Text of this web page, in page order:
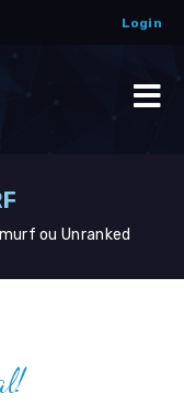
Login
ou Unranked